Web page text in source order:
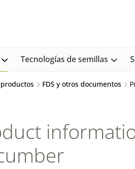
Tecnologías de semillas
FDS y otros documentos